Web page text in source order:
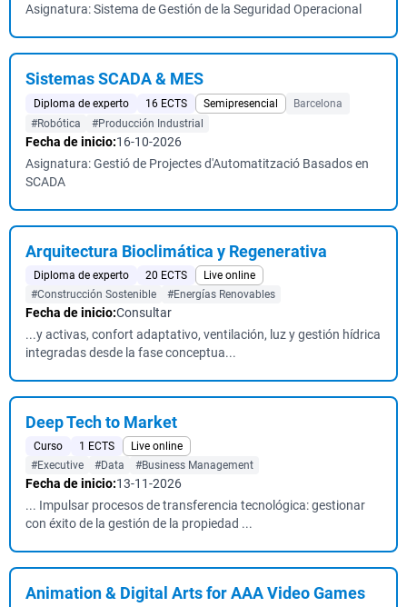
Asignatura: Sistema de Gestión de la Seguridad Operacional
Sistemas SCADA & MES
Diploma de experto 16 ECTS Semipresencial
Barcelona
#Robótica
#Producción Industrial
Fecha de inicio:16-10-2026
Asignatura: Gestió de Projectes d'Automatització Basados en
SCADA
Arquitectura Bioclimática y Regenerativa
Diploma de experto 20 ECTS
Live online
#Construcción Sostenible
#Energías Renovables
Fecha de inicio:Consultar
...y activas, confort adaptativo, ventilación, luz y gestión hídrica
integradas desde la fase conceptua...
Deep Tech to Market
Curso 1 ECTS
Live online
#Executive
#Data #Business Management
Fecha de inicio:13-11-2026
... Impulsar procesos de transferencia tecnológica: gestionar
con éxito de la gestión de la propiedad ...
Animation & Digital Arts for AAA Video Games